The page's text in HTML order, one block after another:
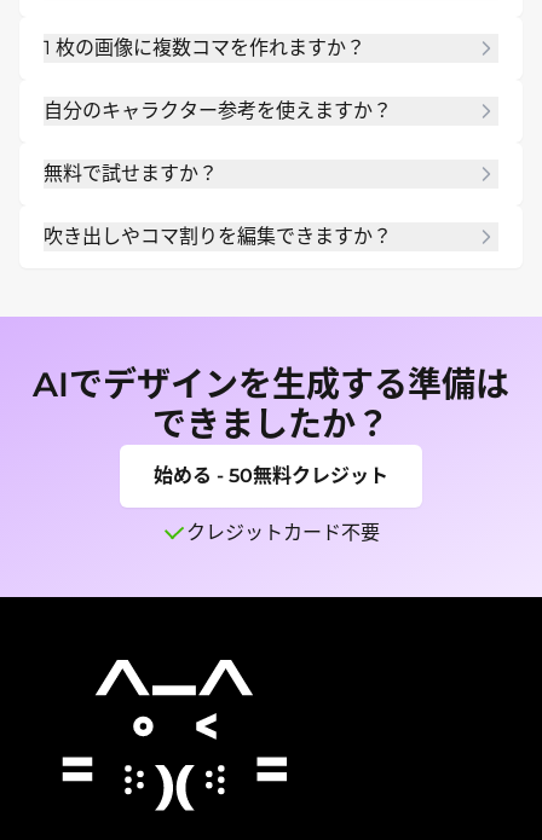
吹き出し、視覚的テンポを持つ漫画風コマに変換す
1 枚の画像に複数コマを作れますか？
ださい。
自分のキャラクター参考を使えますか？
ロードし、顔、服装、雰囲気、構図を反映できま
無料で試せますか？
ウォーターマークなしで書き出せます。
吹き出しやコマ割りを編集できますか？
AIでデザインを生成する準備は
できましたか？
始める - 50無料クレジット
クレジットカード不要